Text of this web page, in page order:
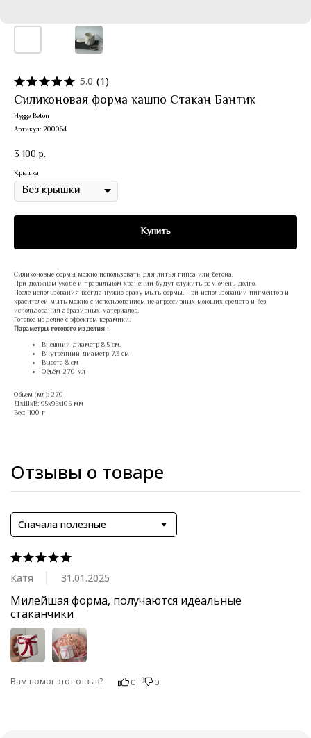
5.0 (1)
Силиконовая форма кашпо Стакан Бантик
Hygge Beton
Артикул: 200064
3 100 р.
Крышка
Купить
Силиконовые формы можно использовать для литья гипса или бетона.
При должном уходе и правильном хранении будут служить вам очень долго.
После использования всегда нужно сразу мыть формы. При использовании пигментов и
красителей мыть можно с использованием не агрессивных моющих средств и без
использования абразивных материалов.
Готовое изделие с эффектом керамики.
Параметры готового изделия :
Внешний диаметр 8,5 см.
Внутренний диаметр 7,3 см
Высота 8 см
Объём 270 мл
Объем (мл): 270
ДxШxВ: 95x95x105 мм
Вес: 1100 г
Отзывы о товаре
Сначала полезные
Катя 31.01.2025
Милейшая форма, получаются идеальные
стаканчики
Вам помог этот отзыв? 0 0